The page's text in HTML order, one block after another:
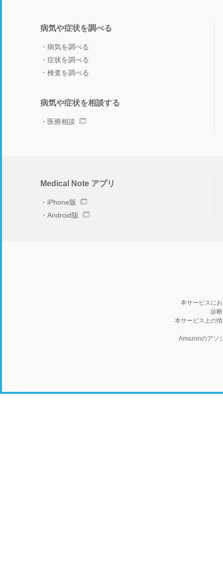
病気や症状を調べる
病気を調べる
症状を調べる
検査を調べる
病気や症状を相談する
医療相談
Medical Note アプリ
iPhone版
Android版
本サービスに
診
本サービス上の
Amazonのアソ